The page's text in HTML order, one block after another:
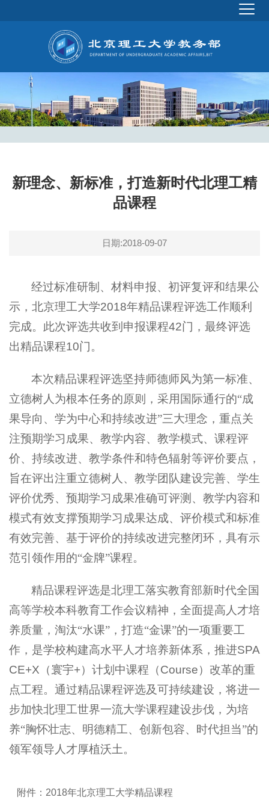
新理念、新标准，打造新时代北理工精
品课程
日期:2018-09-07
经过标准研制、材料申报、初评复评和结果公
示，北京理工大学2018年精品课程评选工作顺利
完成。此次评选共收到申报课程42门，最终评选
出精品课程10门。
本次精品课程评选坚持师德师风为第一标准、
立德树人为根本任务的原则，采用国际通行的“成
果导向、学为中心和持续改进”三大理念，重点关
注预期学习成果、教学内容、教学模式、课程评
价、持续改进、教学条件和特色辐射等评价要点，
旨在评出注重立德树人、教学团队建设完善、学生
评价优秀、预期学习成果准确可评测、教学内容和
模式有效支撑预期学习成果达成、评价模式和标准
有效完善、基于评价的持续改进完整闭环，具有示
范引领作用的“金牌”课程。
精品课程评选是北理工落实教育部新时代全国
高等学校本科教育工作会议精神，全面提高人才培
养质量，淘汰“水课”，打造“金课”的一项重要工
作，是学校构建高水平人才培养新体系，推进SPA
CE+X （寰宇+）计划中课程（Course）改革的重
点工程。通过精品课程评选及可持续建设，将进一
步加快北理工世界一流大学课程建设步伐，为培
养“胸怀壮志、明德精工、创新包容、时代担当”的
领军领导人才厚植沃土。
附件： 2018年北京理工大学精品课程